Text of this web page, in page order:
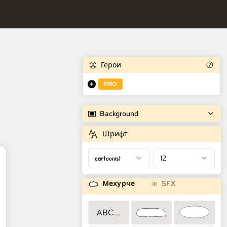
Герои
PRO
Background
Шрифт
cartoonist 12
Мехурче SFX
ABC...